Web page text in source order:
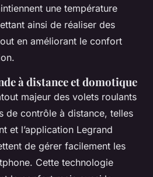
une température
ainsi de réaliser des
en améliorant le confort
à distance et domotique
majeur des volets roulants
de contrôle à distance, telles
et l’application Legrand
de gérer facilement les
Cette technologie